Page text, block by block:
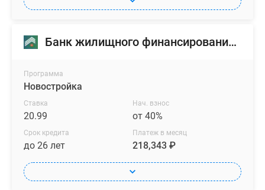
Банк жилищного финансирования (БЖФ)
Программа
Новостройка
Ставка
20.99
Нач. взнос
от 40%
Срок кредита
до 26 лет
Платеж в месяц
218,343 ₽